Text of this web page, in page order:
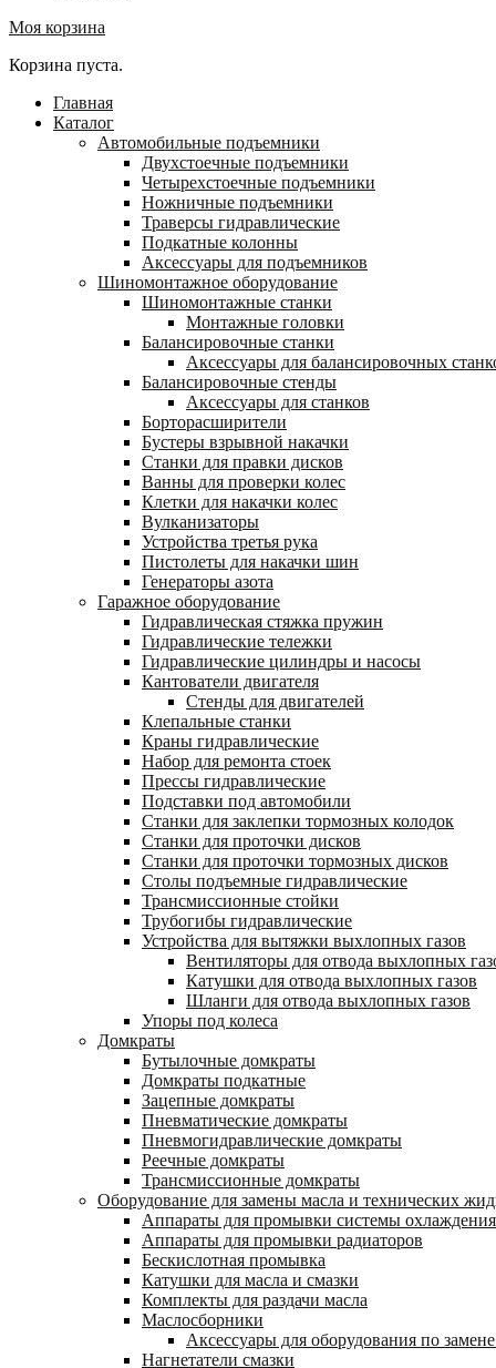
Моя корзина
Корзина пуста.
Главная
Каталог
Автомобильные подъемники
Двухстоечные подъемники
Четырехстоечные подъемники
Ножничные подъемники
Траверсы гидравлические
Подкатные колонны
Аксессуары для подъемников
Шиномонтажное оборудование
Шиномонтажные станки
Монтажные головки
Балансировочные станки
Аксессуары для балансировочных
Балансировочные стенды
Аксессуары для станков
Борторасширители
Бустеры взрывной накачки
Станки для правки дисков
Ванны для проверки колес
Клетки для накачки колес
Вулканизаторы
Устройства третья рука
Пистолеты для накачки шин
Генераторы азота
Гаражное оборудование
Гидравлическая стяжка пружин
Гидравлические тележки
Гидравлические цилиндры и насосы
Кантователи двигателя
Стенды для двигателей
Клепальные станки
Краны гидравлические
Набор для ремонта стоек
Прессы гидравлические
Подставки под автомобили
Станки для заклепки тормозных колодок
Станки для проточки дисков
Станки для проточки тормозных дисков
Столы подъемные гидравлические
Трансмиссионные стойки
Трубогибы гидравлические
Устройства для вытяжки выхлопных газов
Вентиляторы для отвода выхлопных
Катушки для отвода выхлопных газов
Шланги для отвода выхлопных газов
Упоры под колеса
Домкраты
Бутылочные домкраты
Домкраты подкатные
Зацепные домкраты
Пневматические домкраты
Пневмогидравлические домкраты
Реечные домкраты
Трансмиссионные домкраты
Оборудование для замены масла и технических
Аппараты для промывки системы охлаждения
Аппараты для промывки радиаторов
Бескислотная промывка
Катушки для масла и смазки
Комплекты для раздачи масла
Маслосборники
Аксессуары для оборудования по
Нагнетатели смазки